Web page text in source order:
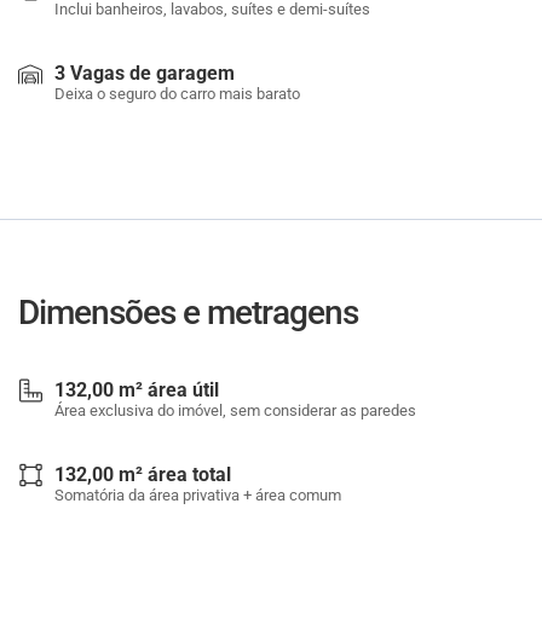
Inclui banheiros, lavabos, suítes e demi-suítes
3 Vagas de garagem
Deixa o seguro do carro mais barato
Dimensões e metragens
132,00 m² área útil
Área exclusiva do imóvel, sem considerar as paredes
132,00 m² área total
Somatória da área privativa + área comum